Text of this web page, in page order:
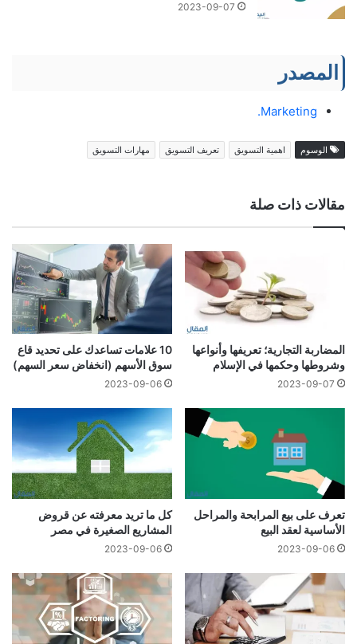
2023-09-07
المصدر
Marketing.
الوسوم اهمية التسويق تعريف التسويق مهارات التسويق
مقالات ذات صلة
المضاربة التجارية؛ تعريفها وأنواعها
وشروطها وحكمها في الإسلام
2023-09-07
10 علامات تساعدك على تحديد قاع
سوق الأسهم (انخفاض سعر السهم)
2023-09-06
تعرف على بيع المرابحة والمراحل
الأساسية لعقد البيع
2023-09-06
كل ما تريد معرفته عن قروض
المشاريع الصغيرة في مصر
2023-09-06